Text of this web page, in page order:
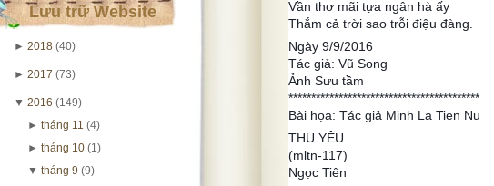
Lưu trữ Website
► 2018 (40)
► 2017 (73)
▼ 2016 (149)
► tháng 11 (4)
► tháng 10 (1)
▼ tháng 9 (9)
Vần thơ mãi tựa ngân hà ấy
Thắm cả trời sao trỗi điệu đàng.
Ngày 9/9/2016
Tác giả: Vũ Song
Ảnh Sưu tầm
******************************************
Bài họa: Tác giả Minh La Tien Nu
THU YÊU
(mltn-117)
Ngọc Tiên